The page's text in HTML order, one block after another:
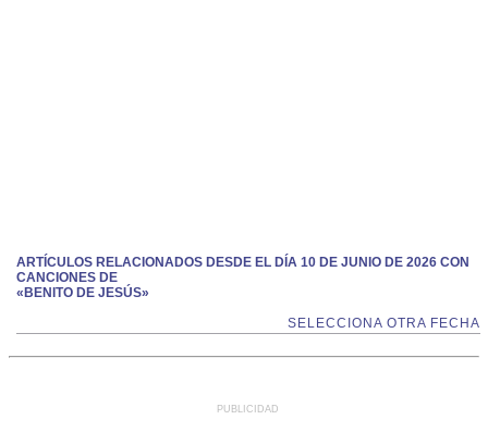
ARTÍCULOS RELACIONADOS DESDE EL DÍA 10 DE JUNIO DE 2026 CON
CANCIONES DE
«BENITO DE JESÚS»
SELECCIONA OTRA FECHA
PUBLICIDAD